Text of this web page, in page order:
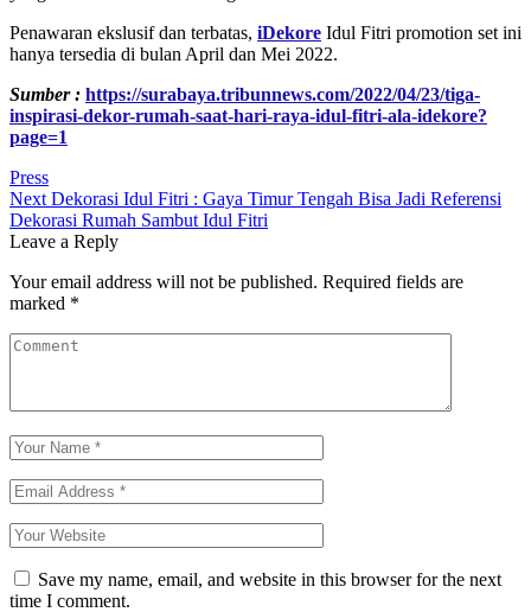
Penawaran ekslusif dan terbatas, iDekore Idul Fitri promotion set ini
hanya tersedia di bulan April dan Mei 2022.
Sumber : https://surabaya.tribunnews.com/2022/04/23/tiga-
inspirasi-dekor-rumah-saat-hari-raya-idul-fitri-ala-idekore?
page=1
Tag:
Press
Post
navigation
Next Dekorasi Idul Fitri : Gaya Timur Tengah Bisa Jadi Referensi
Dekorasi Rumah Sambut Idul Fitri
Leave a Reply
Your email address will not be published. Required fields are
marked *
Save my name, email, and website in this browser for the next
time I comment.